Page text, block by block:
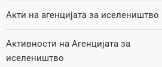
Акти на агенцијата за иселеништво
Активности на Агенцијата за
иселеништво